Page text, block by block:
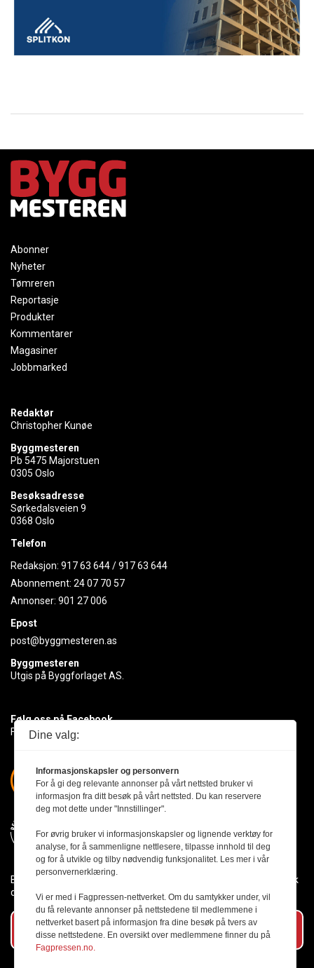
Abonner
Nyheter
Tømreren
Reportasje
Produkter
Kommentarer
Magasiner
Jobbmarked
Redaktør
Christopher Kunøe
Byggmesteren
Pb 5475 Majorstuen
0305 Oslo
Besøksadresse
Sørkedalsveien 9
0368 Oslo
Telefon
Redaksjon: 917 63 644/917 63 644
Abonnement: 24 07 70 57
Annonser: 901 27 006
Epost
post@byggmesteren.as
Byggmesteren
Utgis på Byggforlaget AS.
Følg oss på Facebook
Få med deg det siste innen byggebransjen
Byggmesteren følger Vær Varsom-plakaten og presseetikken slik
den er nedfelt i Redaktørplakaten.
Abonner på vårt nyhetsbrev
Dine valg:
Informasjonskapsler og personvern
For å gi deg relevante annonser på vårt nettsted bruker vi
informasjon fra ditt besøk på vårt nettsted. Du kan reservere
deg mot dette under "Innstillinger".
For øvrig bruker vi informasjonskapsler og lignende verktøy for
analyse, for å sammenligne nettlesere, tilpasse innhold til deg
og for å utvikle og tilby nødvendig funksjonalitet. Les mer i vår
personvernerklæring.
Vi er med i Fagpressen-nettverket. Om du samtykker under, vil
du få relevante annonser på nettstedene til medlemmene i
nettverket basert på informasjon fra dine besøk på tvers av
disse nettstedene. En oversikt over medlemmene finner du på
Fagpressen.no.